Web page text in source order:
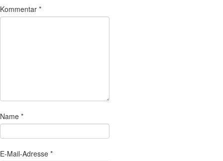
Kommentar *
Name *
E-Mail-Adresse *